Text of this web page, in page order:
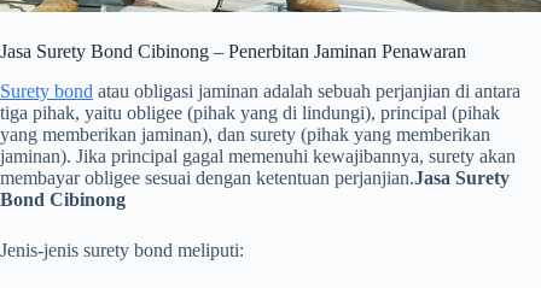
Jasa Surety Bond Cibinong – Penerbitan Jaminan Penawaran
Surety bond atau obligasi jaminan adalah sebuah perjanjian di antara
tiga pihak, yaitu obligee (pihak yang di lindungi), principal (pihak
yang memberikan jaminan), dan surety (pihak yang memberikan
jaminan). Jika principal gagal memenuhi kewajibannya, surety akan
membayar obligee sesuai dengan ketentuan perjanjian.Jasa Surety
Bond Cibinong
Jenis-jenis surety bond meliputi: